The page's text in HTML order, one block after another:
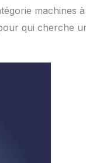
machines
qui cherche